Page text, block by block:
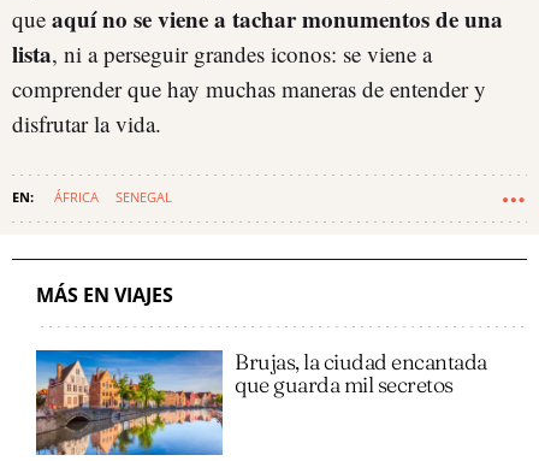
que aquí no se viene a tachar monumentos de una
lista, ni a perseguir grandes iconos: se viene a
comprender que hay muchas maneras de entender y
disfrutar la vida.
ÁFRICA SENEGAL
MÁS EN VIAJES
Brujas, la ciudad encantada
que guarda mil secretos